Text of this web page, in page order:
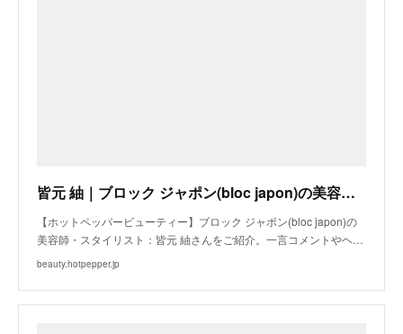
皆元 紬｜ブロック ジャポン(bloc japon)の美容師・スタイリスト｜ホットペッパービューティー
【ホットペッパービューティー】ブロック ジャポン(bloc japon)の
美容師・スタイリスト：皆元 紬さんをご紹介。一言コメントやヘ…
beauty.hotpepper.jp